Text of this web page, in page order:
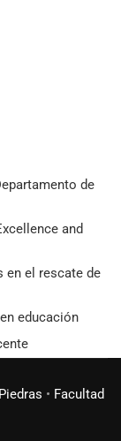
de
and
en el rescate de
educación
• Facultad